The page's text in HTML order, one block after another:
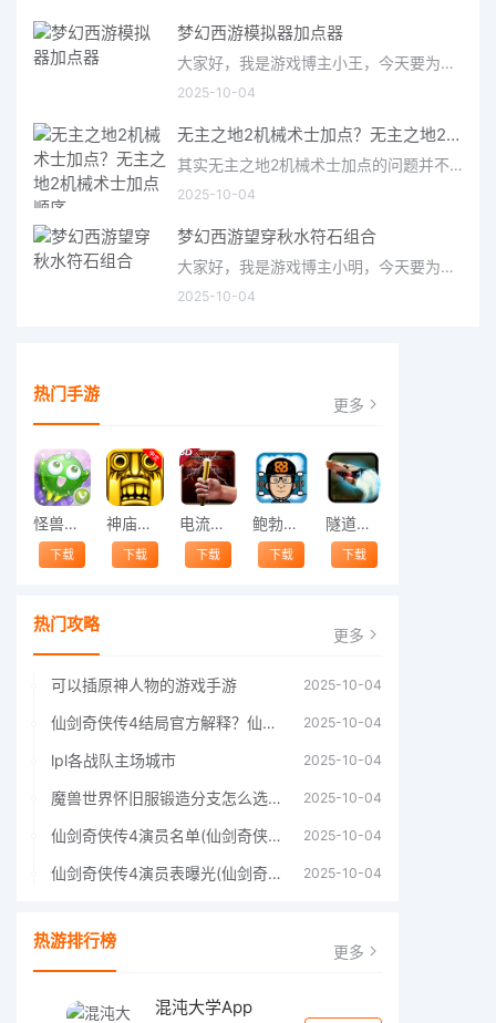
梦幻西游模拟器加点器
大家好，我是游戏博主小王，今天要为大家介绍的是备受玩家关注的梦幻西游模拟器加点器。作为一款经典的仙侠类游
2025-10-04
无主之地2机械术士加点？无主之地2机械术士加点顺序
其实无主之地2机械术士加点的问题并不复杂，但是又很多的朋友都不太了解无主之地2机械术士加点顺序，因此呢，今天
2025-10-04
梦幻西游望穿秋水符石组合
大家好，我是游戏博主小明，今天要为大家介绍的是梦幻西游中备受关注的望穿秋水符石组合。这个组合在游戏中被称
2025-10-04
热门手游 更多
怪兽跳跃
下载
神庙逃亡中文版
下载
电流急急棒
下载
鲍勃的梦境
下载
隧道逃脱
下载
热门攻略 更多
可以插原神人物的游戏手游 2025-10-04
仙剑奇侠传4结局官方解释？仙剑四结局深度解析 2025-10-04
lpl各战队主场城市 2025-10-04
魔兽世界怀旧服锻造分支怎么选择60年代分支选择推荐 2025-10-04
仙剑奇侠传4演员名单(仙剑奇侠传4四大主角) 2025-10-04
仙剑奇侠传4演员表曝光(仙剑奇侠传4人物详细信息) 2025-10-04
热游排行榜 更多
混沌大学App